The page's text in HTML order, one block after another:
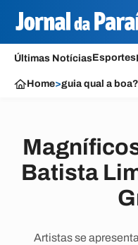
Últimas NotíciasEsportes
Home>guia qual a boa?
Batista
Artistas se